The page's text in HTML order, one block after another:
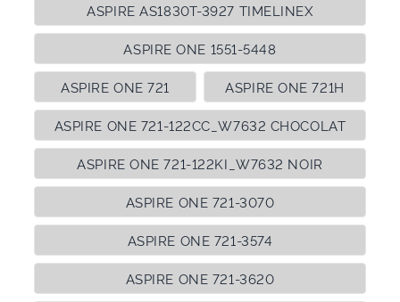
ASPIRE AS1830T-3927 TIMELINEX
ASPIRE ONE 1551-5448
ASPIRE ONE 721
ASPIRE ONE 721-122CC_W7632 CHOCOLAT
ASPIRE ONE 721-122KI_W7632 NOIR
ASPIRE ONE 721-3070
ASPIRE ONE 721-3574
ASPIRE ONE 721-3620
ASPIRE ONE 721H